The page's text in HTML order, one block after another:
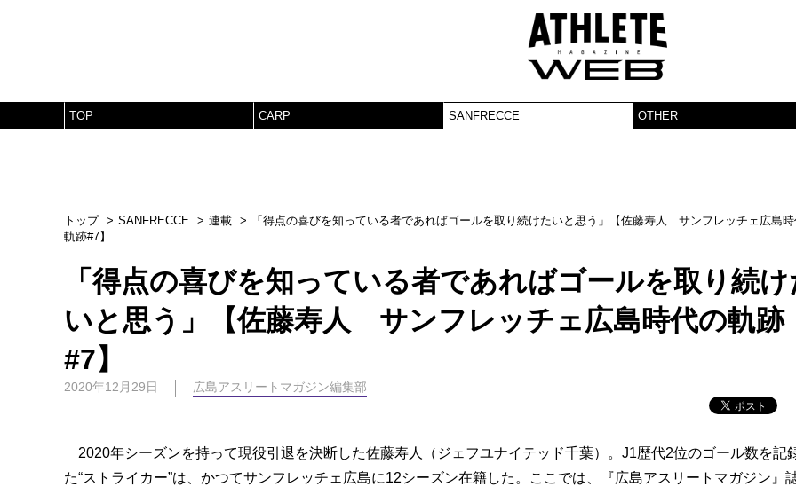
TOP CARP SANFRECCE OTHER
トップ SANFRECCE 連載
「得点の喜びを知っている者であればゴールを取り続けたいと思う」【佐藤寿人 サンフレッチェ広島
軌跡#7】
「得点の喜びを知っている者であればゴールを取り続け
いと思う」【佐藤寿人 サンフレッチェ広島時代の軌跡
#7】
2020年12月29日 広島アスリートマガジン編集部
2020年シーズンを持って現役引退を決断した佐藤寿人（ジェフユナイテッド千葉）。J1歴代2位のゴール数を記
た“ストライカー”は、かつてサンフレッチェ広島に12シーズン在籍した。ここでは、『広島アスリートマガジン』